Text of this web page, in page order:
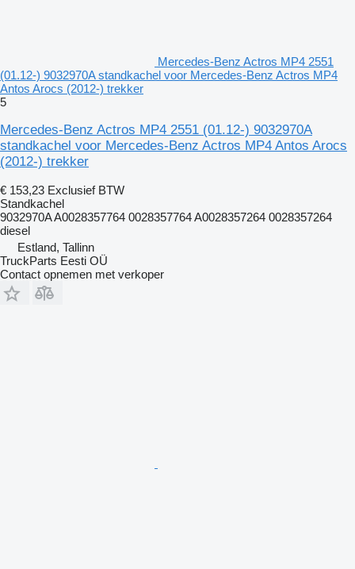
Mercedes-Benz Actros MP4 2551
(01.12-) 9032970A standkachel voor Mercedes-Benz Actros MP4
Antos Arocs (2012-) trekker
5
Mercedes-Benz Actros MP4 2551 (01.12-) 9032970A
standkachel voor Mercedes-Benz Actros MP4 Antos Arocs
(2012-) trekker
€ 153,23 Exclusief BTW
Standkachel
9032970A A0028357764 0028357764 A0028357264 0028357264
diesel
Estland, Tallinn
TruckParts Eesti OÜ
Contact opnemen met verkoper